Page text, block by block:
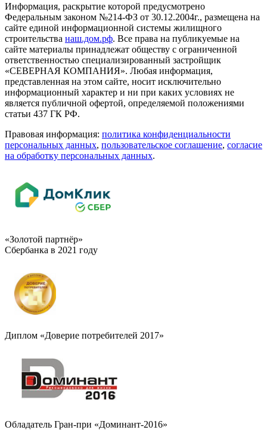
Информация, раскрытие которой предусмотрено
Федеральным законом №214-ФЗ от 30.12.2004г., размещена на
сайте единой информационной системы жилищного
строительства наш.дом.рф. Все права на публикуемые на
сайте материалы принадлежат обществу с ограниченной
ответственностью специализированный застройщик
«СЕВЕРНАЯ КОМПАНИЯ». Любая информация,
представленная на этом сайте, носит исключительно
информационный характер и ни при каких условиях не
является публичной офертой, определяемой положениями
статьи 437 ГК РФ.
Правовая информация: политика конфиденциальности
персональных данных, пользовательское cоглашение, cогласие
на обработку персональных данных.
«Золотой партнёр»
Сбербанка в 2021 году
Диплом «Доверие потребителей 2017»
Обладатель Гран-при «Доминант-2016»